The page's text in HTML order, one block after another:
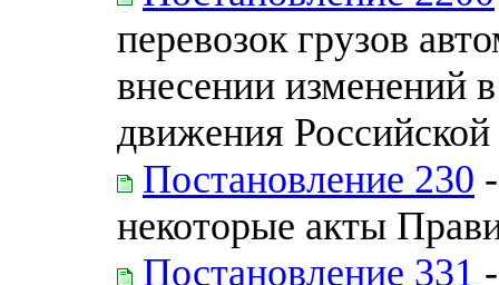
перевозок грузов
внесении изменений
движения
Постановление 230
некоторые акты
Постановление 331